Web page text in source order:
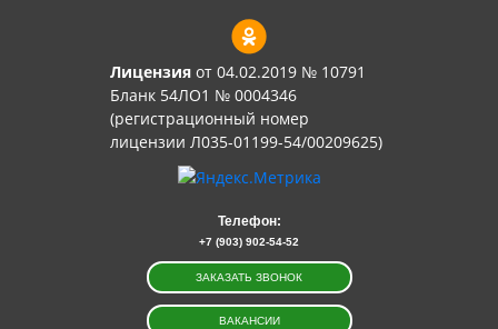
Лицензия от 04.02.2019 № 10791
Бланк 54ЛО1 № 0004346
(регистрационный номер
лицензии Л035-01199-54/00209625)
Телефон:
+7 (903) 902-54-52
ЗАКАЗАТЬ ЗВОНОК
ВАКАНСИИ